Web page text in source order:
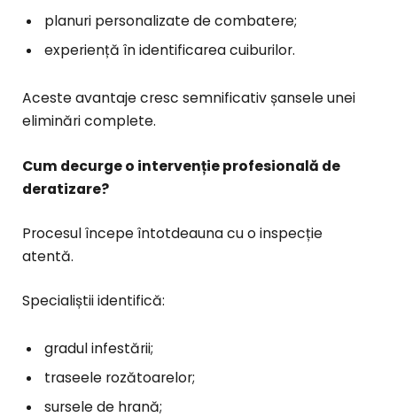
planuri personalizate de combatere;
experiență în identificarea cuiburilor.
Aceste avantaje cresc semnificativ șansele unei
eliminări complete.
Cum decurge o intervenție profesională de
deratizare?
Procesul începe întotdeauna cu o inspecție
atentă.
Specialiștii identifică:
gradul infestării;
traseele rozătoarelor;
sursele de hrană;